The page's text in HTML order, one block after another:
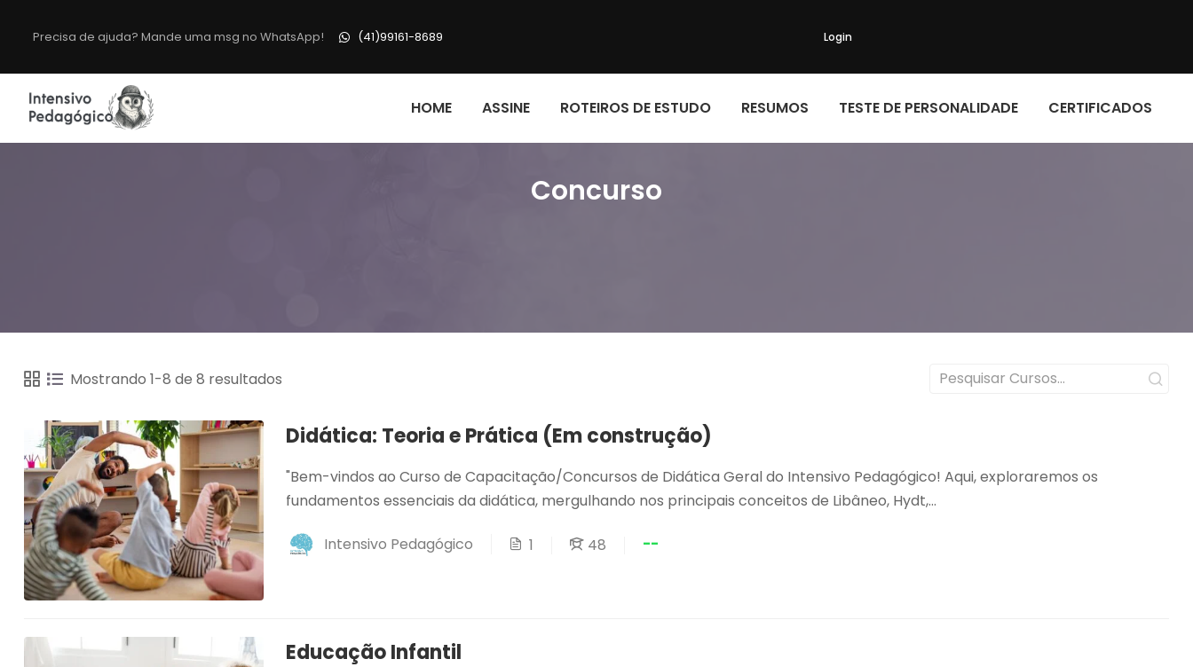
Precisa de ajuda? Mande uma msg no WhatsApp! (41)99161-8689 Login
HOME ASSINE ROTEIROS DE ESTUDO RESUMOS TESTE DE PERSONALIDADE CERTIFICADOS
Concurso
Mostrando 1-8 de 8 resultados
Didática: Teoria e Prática (Em construção)
"Bem-vindos ao Curso de Capacitação/Concursos de Didática Geral do Intensivo Pedagógico! Aqui, exploraremos os
fundamentos essenciais da didática, mergulhando nos principais conceitos de Libâneo, Hydt,...
Intensivo Pedagógico 1 48 --
Educação Infantil